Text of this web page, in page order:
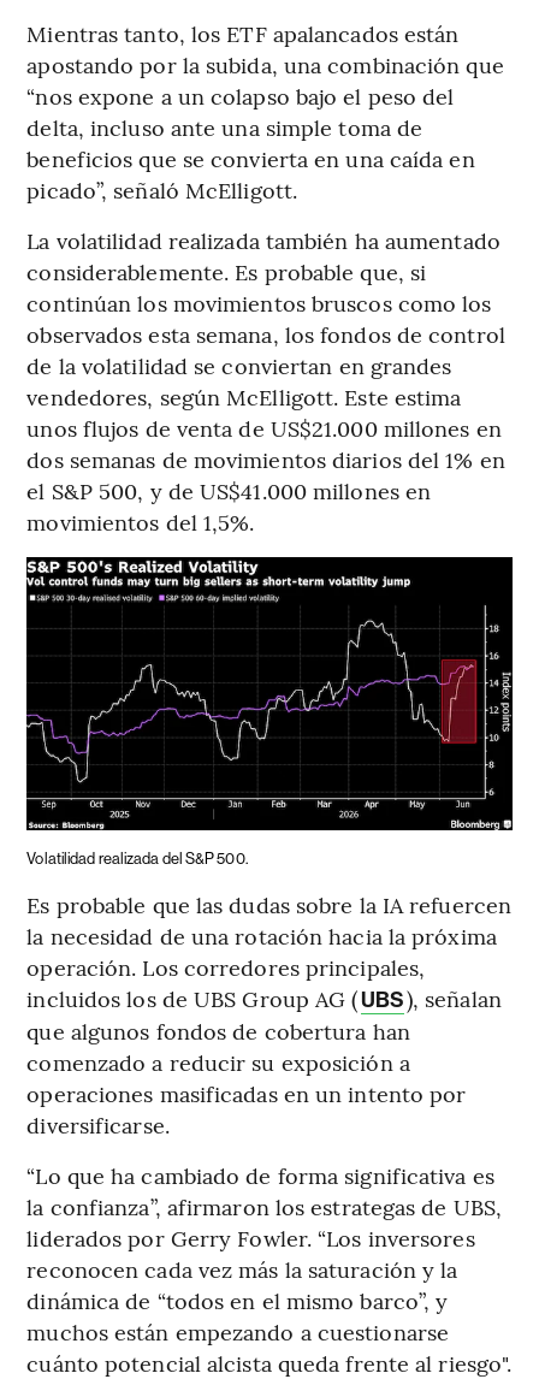
Mientras tanto, los ETF apalancados están
apostando por la subida, una combinación que
“nos expone a un colapso bajo el peso del
delta, incluso ante una simple toma de
beneficios que se convierta en una caída en
picado”, señaló McElligott.
La volatilidad realizada también ha aumentado
considerablemente. Es probable que, si
continúan los movimientos bruscos como los
observados esta semana, los fondos de control
de la volatilidad se conviertan en grandes
vendedores, según McElligott. Este estima
unos flujos de venta de US$21.000 millones en
dos semanas de movimientos diarios del 1% en
el S&P 500, y de US$41.000 millones en
movimientos del 1,5%.
Volatilidad realizada del S&P 500.
Es probable que las dudas sobre la IA refuercen
la necesidad de una rotación hacia la próxima
operación. Los corredores principales,
incluidos los de UBS Group AG (UBS), señalan
que algunos fondos de cobertura han
comenzado a reducir su exposición a
operaciones masificadas en un intento por
diversificarse.
“Lo que ha cambiado de forma significativa es
la confianza”, afirmaron los estrategas de UBS,
liderados por Gerry Fowler. “Los inversores
reconocen cada vez más la saturación y la
dinámica de “todos en el mismo barco”, y
muchos están empezando a cuestionarse
cuánto potencial alcista queda frente al riesgo".